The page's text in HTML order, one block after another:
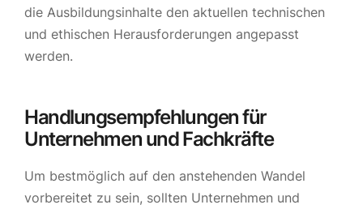
die Ausbildungsinhalte den aktuellen technischen
und ethischen Herausforderungen angepasst
werden.
Handlungsempfehlungen für
Unternehmen und Fachkräfte
Um bestmöglich auf den anstehenden Wandel
vorbereitet zu sein, sollten Unternehmen und